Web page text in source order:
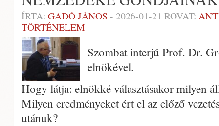
ÍRTA: GADÓ JÁNOS - 2026-01-21 ROVAT:
TÖRTÉNELEM
Szombat interjú Prof. Dr.
elnökével.
Hogy látja: elnökké választásakor milyen
Milyen eredményeket ért el az előző
utánuk?